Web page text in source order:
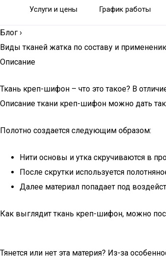
Услуги и цены График работы
Блог ›
Виды тканей жатка по составу и
Описание
Ткань креп-шифон – что это такое? В
Описание ткани креп-шифон можно дать
Полотно создается следующим образом:
Нити основы и утка скручиваются в
После скрутки используется
Далее материал попадает под
Как выглядит ткань креп-шифон, можно
Тянется или нет эта материя? Из-за